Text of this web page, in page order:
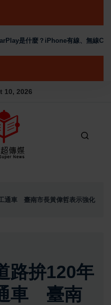
是什麼？iPhone有線、無線
10, 2026
通車 臺南市長黃偉哲表示強化
路拚120年
車 臺南